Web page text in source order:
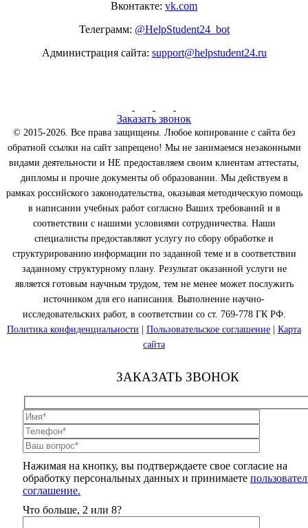
Вконтакте: vk.com
Телеграмм: @HelpStudent24_bot
Администрация сайта: support@helpstudent24.ru
Заказать звонок
© 2015-2026. Все права защищены. Любое копирование с сайта без
обратной ссылки на сайт запрещено! Мы не занимаемся незаконными
видами деятельности и НЕ предоставляем своим клиентам аттестаты,
дипломы и прочие документы об образовании. Мы действуем в
рамках российского законодательства, оказывая методическую помощь
в написании учебных работ согласно Ваших требований и в
соответствии с нашими условиями сотрудничества. Наши
специалисты предоставляют услугу по сбору обработке и
структурированию информации по заданной теме и в соответствии
заданному структурному плану. Результат оказанной услуги не
является готовым научным трудом, тем не менее может послужить
источником для его написания. Выполнение научно-
исследовательских работ, в соответствии со ст. 769-778 ГК РФ.
Политика конфиденциальности
Пользовательское соглашение
Карта
сайта
ЗАКАЗАТЬ ЗВОНОК
Нажимая на кнопку, вы подтверждаете свое согласие на
обработку персональных данных и принимаете
соглашение.
Что больше, 2 или 8?